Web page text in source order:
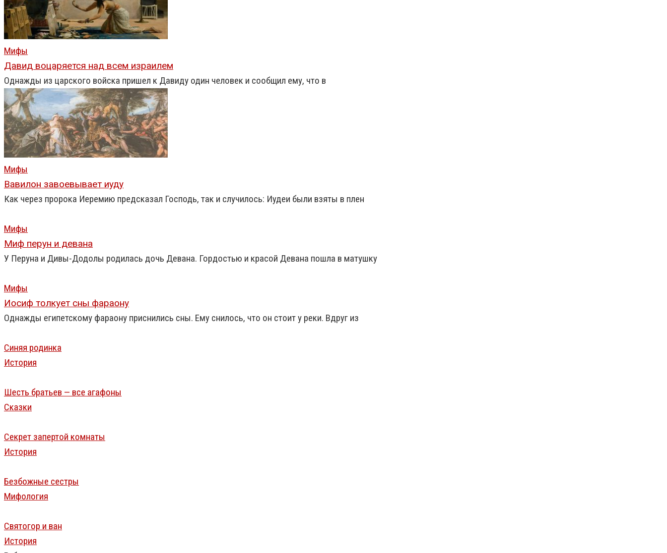
Мифы
Давид воцаряется над всем израилем
Однажды из царского войска пришел к Давиду один человек и сообщил ему, что в
Мифы
Вавилон завоевывает иуду
Как через пророка Иеремию предсказал Господь, так и случилось: Иудеи были взяты в плен
Мифы
Миф перун и девана
У Перуна и Дивы-Додолы родилась дочь Девана. Гордостью и красой Девана пошла в матушку
Мифы
Иосиф толкует сны фараону
Однажды египетскому фараону приснились сны. Ему снилось, что он стоит у реки. Вдруг из
Синяя родинка
История
Шесть братьев — все агафоны
Сказки
Секрет запертой комнаты
История
Безбожные сестры
Мифология
Святогор и ван
История